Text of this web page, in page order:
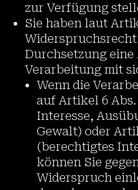
zur Verfügung
Sie haben laut
Durchsetzung eine
Verarbeitung mit
Wenn die
auf Artikel 6
Interesse,
Gewalt) oder
(berechtigtes
können Sie
Widerspruch